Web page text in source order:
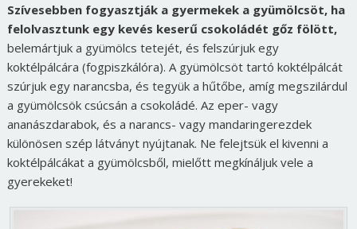
Szívesebben fogyasztják a gyermekek a gyümölcsöt, ha
felolvasztunk egy kevés keserű csokoládét gőz fölött,
belemártjuk a gyümölcs tetejét, és felszúrjuk egy
koktélpálcára (fogpiszkálóra). A gyümölcsöt tartó koktélpálcát
szúrjuk egy narancsba, és tegyük a hűtőbe, amíg megszilárdul
a gyümölcsök csúcsán a csokoládé. Az eper- vagy
ananászdarabok, és a narancs- vagy mandaringerezdek
különösen szép látványt nyújtanak. Ne felejtsük el kivenni a
koktélpálcákat a gyümölcsből, mielőtt megkínáljuk vele a
gyerekeket!